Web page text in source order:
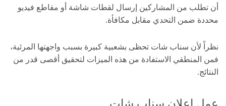
أن تطلب من المشاركين إرسال لقطات شاشة أو مقاطع فيديو
محددة ضمن التحدي مقابل مكافأة.
نظراً لأن سناب شات تحظى بشعبية كبيرة بسبب واجهتها المرئية،
فمن المنطقي الاستفادة من هذه الميزات لتحقيق أقصى قدر من
النتائج.